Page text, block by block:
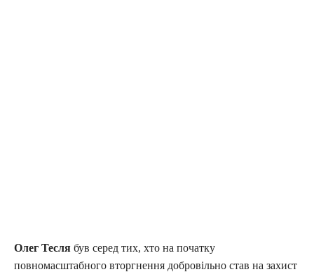
Олег Тесля був серед тих, хто на початку
повномасштабного вторгнення добровільно став на захист